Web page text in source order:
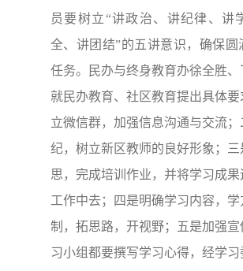
员要树立“讲政治、讲纪律、讲
全、讲团结”的五讲意识，确保圆
任务。民办与终身教育办徐全胜、
就民办教育、社区教育提出具体要
立微信群，加强信息沟通与交流；
纪，树立新区教师的良好形象；
思，完成培训作业，并将学习成
工作中去；四是明确学习内容，
制，拓思路，开视野；五是加强宣
习小组都要撰写学习心得，经学